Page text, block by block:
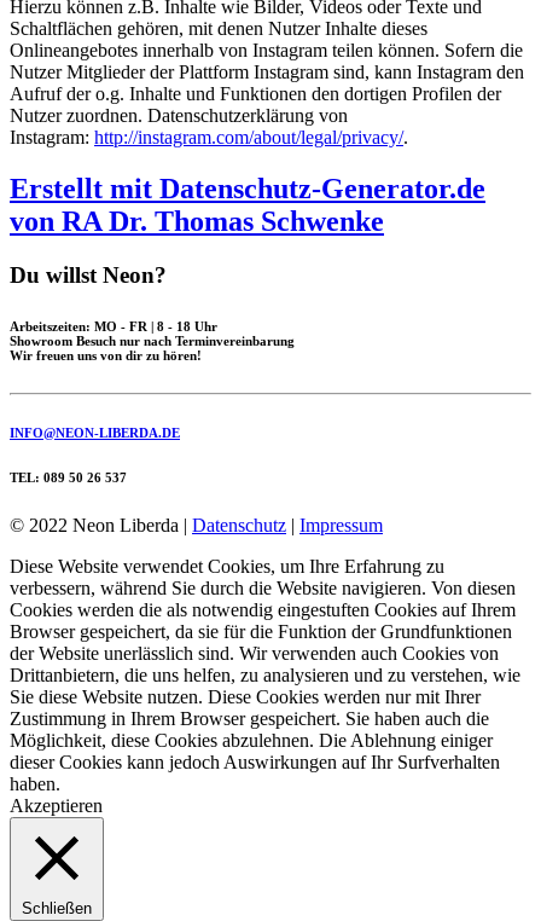
Hierzu können z.B. Inhalte wie Bilder, Videos oder Texte und
Schaltflächen gehören, mit denen Nutzer Inhalte dieses
Onlineangebotes innerhalb von Instagram teilen können. Sofern die
Nutzer Mitglieder der Plattform Instagram sind, kann Instagram den
Aufruf der o.g. Inhalte und Funktionen den dortigen Profilen der
Nutzer zuordnen. Datenschutzerklärung von
Instagram: http://instagram.com/about/legal/privacy/.
Erstellt mit Datenschutz-Generator.de
von RA Dr. Thomas Schwenke
Du willst Neon?
Arbeitszeiten: MO - FR | 8 - 18 Uhr
Showroom Besuch nur nach Terminvereinbarung
Wir freuen uns von dir zu hören!
INFO@NEON-LIBERDA.DE
TEL: 089 50 26 537
© 2022 Neon Liberda | Datenschutz | Impressum
Diese Website verwendet Cookies, um Ihre Erfahrung zu
verbessern, während Sie durch die Website navigieren. Von diesen
Cookies werden die als notwendig eingestuften Cookies auf Ihrem
Browser gespeichert, da sie für die Funktion der Grundfunktionen
der Website unerlässlich sind. Wir verwenden auch Cookies von
Drittanbietern, die uns helfen, zu analysieren und zu verstehen, wie
Sie diese Website nutzen. Diese Cookies werden nur mit Ihrer
Zustimmung in Ihrem Browser gespeichert. Sie haben auch die
Möglichkeit, diese Cookies abzulehnen. Die Ablehnung einiger
dieser Cookies kann jedoch Auswirkungen auf Ihr Surfverhalten
haben.
Akzeptieren
Schließen